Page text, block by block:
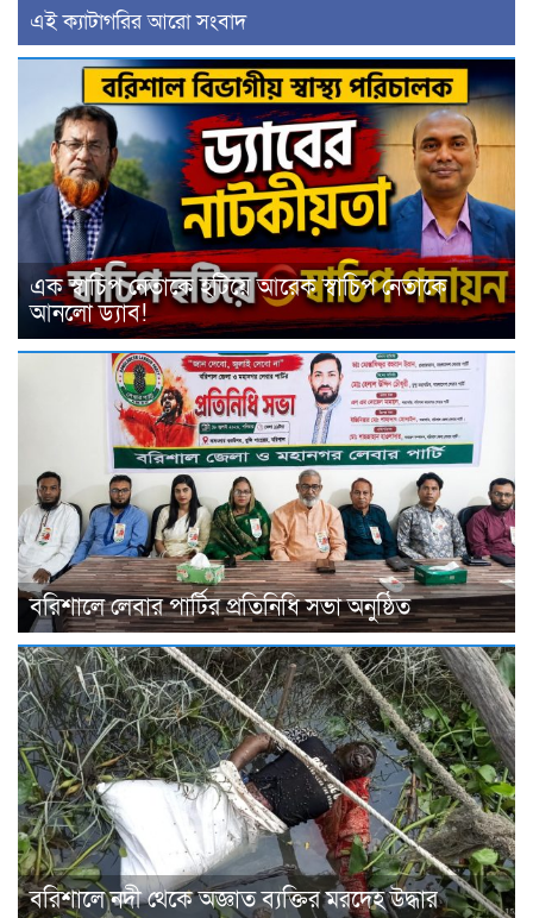
‍এই ক্যাটাগরির ‍আরো সংবাদ
এক স্বাচিপ নেতাকে হটিয়ে আরেক স্বাচিপ নেতাকে
আনলো ড্যাব!
বরিশালে লেবার পার্টির প্রতিনিধি সভা অনুষ্ঠিত
বরিশালে নদী থেকে অজ্ঞাত ব্যক্তির মরদেহ উদ্ধার